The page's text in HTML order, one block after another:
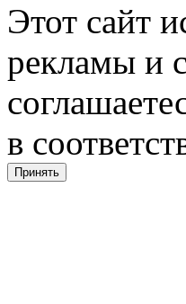
Этот сайт
рекламы и
в
Принять